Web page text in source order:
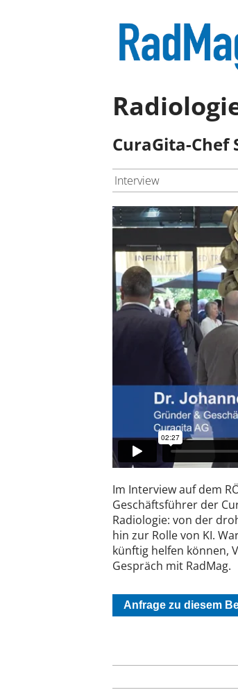
CuraGita-
Interview
Im Interview auf dem
Geschäftsführer der
Radiologie: von der
hin zur Rolle von KI.
künftig helfen können,
Gespräch mit RadMag.
Anfrage zu diesem